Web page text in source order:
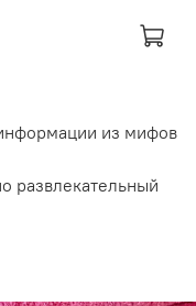
из мифов
развлекательный